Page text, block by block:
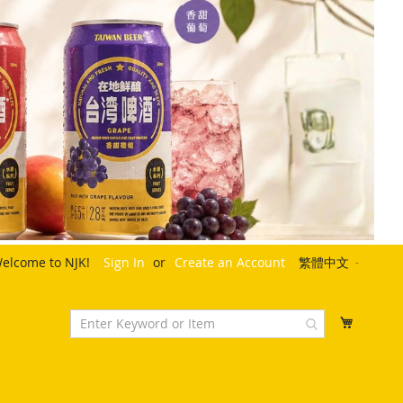
Language
繁體中文
to NJK! Sign In Create an Account